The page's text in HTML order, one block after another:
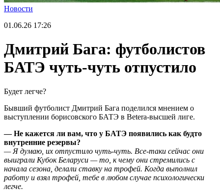
Новости
01.06.26 17:26
Дмитрий Бага: футболистов
БАТЭ чуть-чуть отпустило
Будет легче?
Бывший футболист Дмитрий Бага поделился мнением о
выступлении борисовского БАТЭ в Betera-высшей лиге.
— Не кажется ли вам, что у БАТЭ появились как будто
внутренние резервы?
— Я думаю, их отпустило чуть-чуть. Все-таки сейчас они
выиграли Кубок Беларуси — то, к чему они стремились с
начала сезона, делали ставку на трофей. Когда выполнил
работу и взял трофей, тебе в любом случае психологически
легче.